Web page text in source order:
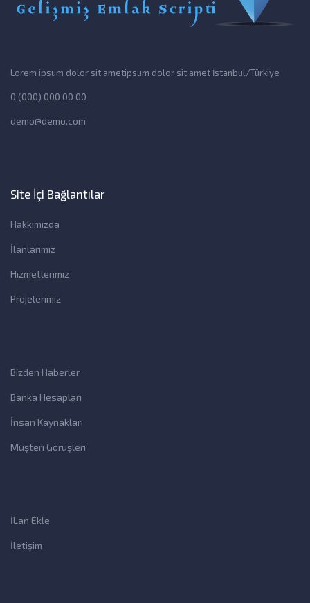
Lorem ipsum dolor sit ametipsum dolor sit amet İstanbul/Türkiye
0 (000) 000 00 00
demo@demo.com
Site İçi Bağlantılar
Hakkımızda
İlanlarımız
Hizmetlerimiz
Projelerimiz
Bizden Haberler
Banka Hesapları
İnsan Kaynakları
Müşteri Görüşleri
İLan Ekle
İletişim